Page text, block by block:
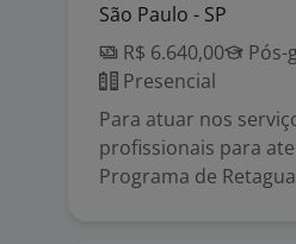
São Paulo - SP
R$ 6.640,00
Pós-
Presencial
Para atuar nos
profissionais para
Programa de